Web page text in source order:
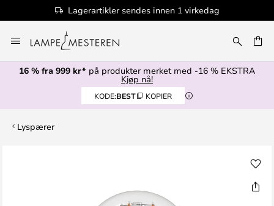
Lagerartikler sendes innen 1 virkedag
til
innhold
16 % fra 999 kr* på produkter merket med -16 % EKSTRA
Kjøp nå!
KODE:BEST KOPIER
Lyspærer